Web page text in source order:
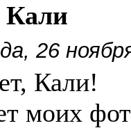
Кали
26
Кали!
моих